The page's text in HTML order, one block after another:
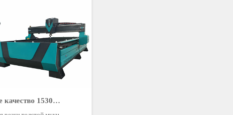
качество 1530
станок плазменной